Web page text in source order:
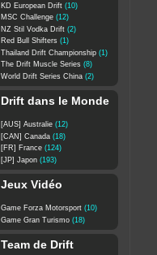
KD European Drift (10)
MSC Challenge (12)
NZ Stil Vodka Drift (2)
Red Bull Shifters (1)
Thailand Drift Championship (1)
The Drift Muscle Series (8)
World Drift Series China (2)
Drift dans le Monde
[AUS] Australie (12)
[CAN] Canada (18)
[FR] France (124)
[JP] Japon (193)
Jeux Vidéo
Game Forza Motorsport (10)
Game Gran Turismo (18)
Team de Drift